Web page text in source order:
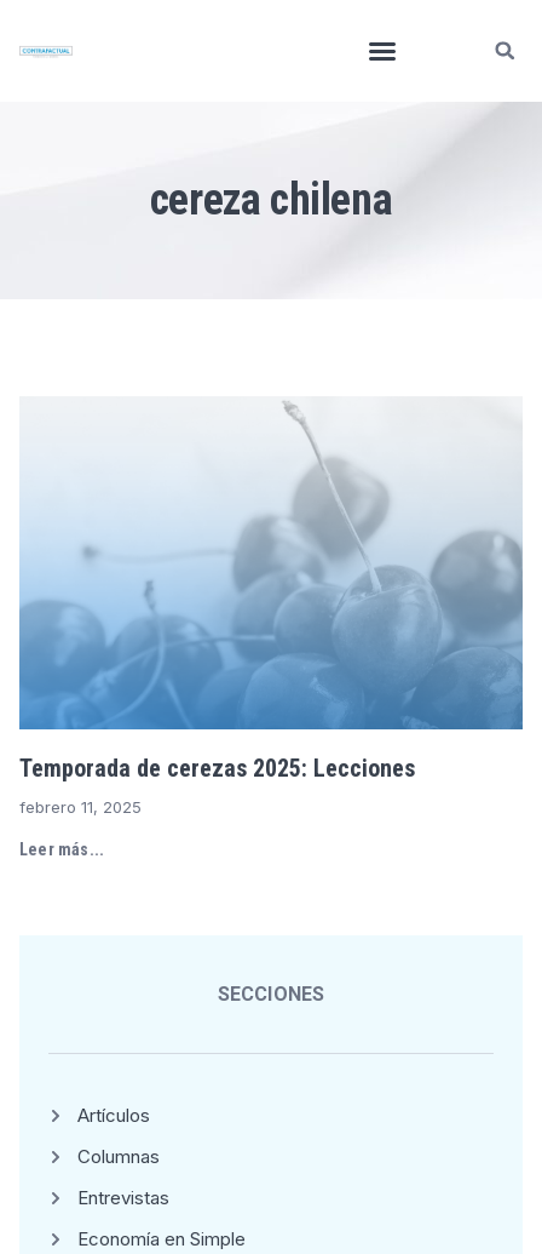
cereza chilena
Temporada de cerezas 2025: Lecciones
febrero 11, 2025
Leer más...
SECCIONES
Artículos
Columnas
Entrevistas
Economía en Simple